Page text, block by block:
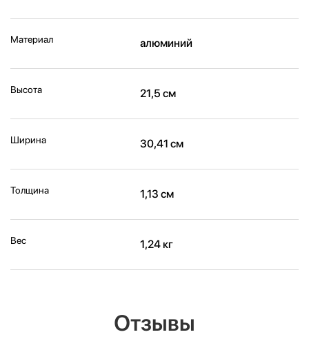
Материал алюминий
Высота 21,5 см
Ширина 30,41 см
Толщина 1,13 см
Вес 1,24 кг
Отзывы